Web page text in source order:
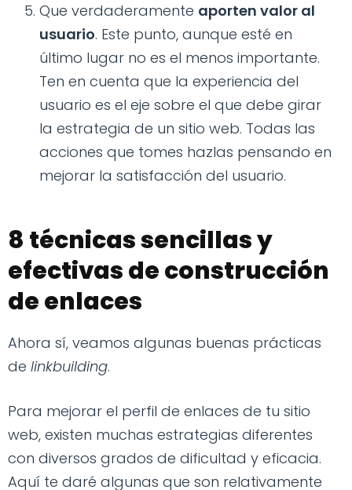
Que verdaderamente aporten valor al
usuario. Este punto, aunque esté en
último lugar no es el menos importante.
Ten en cuenta que la experiencia del
usuario es el eje sobre el que debe girar
la estrategia de un sitio web. Todas las
acciones que tomes hazlas pensando en
mejorar la satisfacción del usuario.
8 técnicas sencillas y
efectivas de construcción
de enlaces
Ahora sí, veamos algunas buenas prácticas
de linkbuilding.
Para mejorar el perfil de enlaces de tu sitio
web, existen muchas estrategias diferentes
con diversos grados de dificultad y eficacia.
Aquí te daré algunas que son relativamente